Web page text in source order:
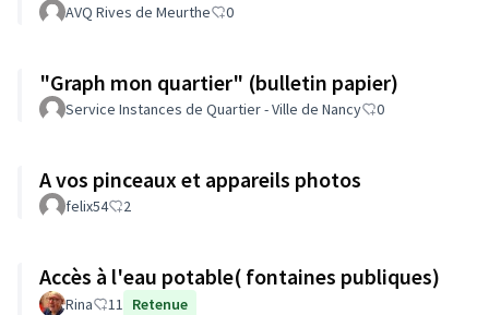
AVQ Rives de Meurthe 0
"Graph mon quartier" (bulletin papier)
Service Instances de Quartier - Ville de Nancy 0
A vos pinceaux et appareils photos
felix54 2
Accès à l'eau potable( fontaines publiques)
Rina 11 Retenue